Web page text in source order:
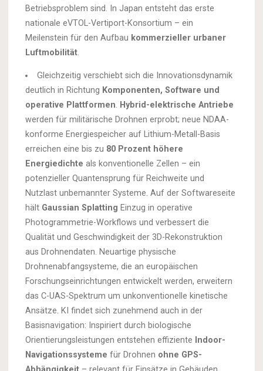
Betriebsproblem sind. In Japan entsteht das erste
nationale eVTOL-Vertiport-Konsortium – ein
Meilenstein für den Aufbau kommerzieller urbaner
Luftmobilität.
Gleichzeitig verschiebt sich die Innovationsdynamik
deutlich in Richtung Komponenten, Software und
operative Plattformen. Hybrid-elektrische Antriebe
werden für militärische Drohnen erprobt; neue NDAA-
konforme Energiespeicher auf Lithium-Metall-Basis
erreichen eine bis zu 80 Prozent höhere
Energiedichte als konventionelle Zellen – ein
potenzieller Quantensprung für Reichweite und
Nutzlast unbemannter Systeme. Auf der Softwareseite
hält Gaussian Splatting Einzug in operative
Photogrammetrie-Workflows und verbessert die
Qualität und Geschwindigkeit der 3D-Rekonstruktion
aus Drohnendaten. Neuartige physische
Drohnenabfangsysteme, die an europäischen
Forschungseinrichtungen entwickelt werden, erweitern
das C-UAS-Spektrum um unkonventionelle kinetische
Ansätze. KI findet sich zunehmend auch in der
Basisnavigation: Inspiriert durch biologische
Orientierungsleistungen entstehen effiziente Indoor-
Navigationssysteme für Drohnen ohne GPS-